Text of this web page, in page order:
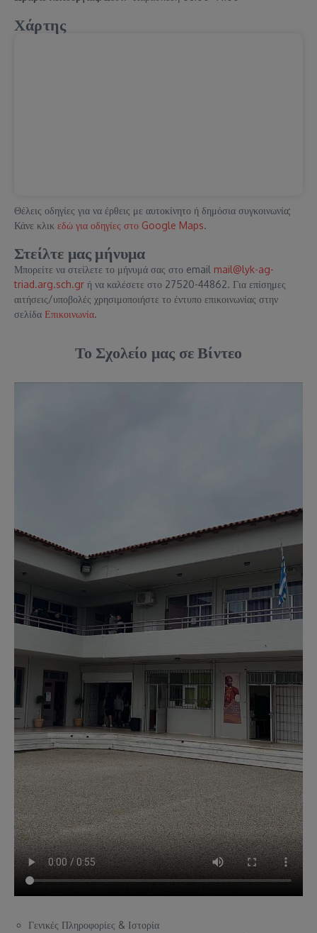
Χάρτης
Θέλεις οδηγίες για να έρθεις με αυτοκίνητο ή δημόσια συγκοινωνία;
Κάνε κλικ εδώ για οδηγίες στο Google Maps.
Στείλτε μας μήνυμα
Μπορείτε να στείλετε το μήνυμά σας στο email mail@lyk-ag-
triad.arg.sch.gr ή να καλέσετε στο 27520-44862. Για επίσημες
αιτήσεις/υποβολές χρησιμοποιήστε το έντυπο επικοινωνίας στην
σελίδα Επικοινωνία.
Το Σχολείο μας σε Βίντεο
Γενικές Πληροφορίες & Ιστορία